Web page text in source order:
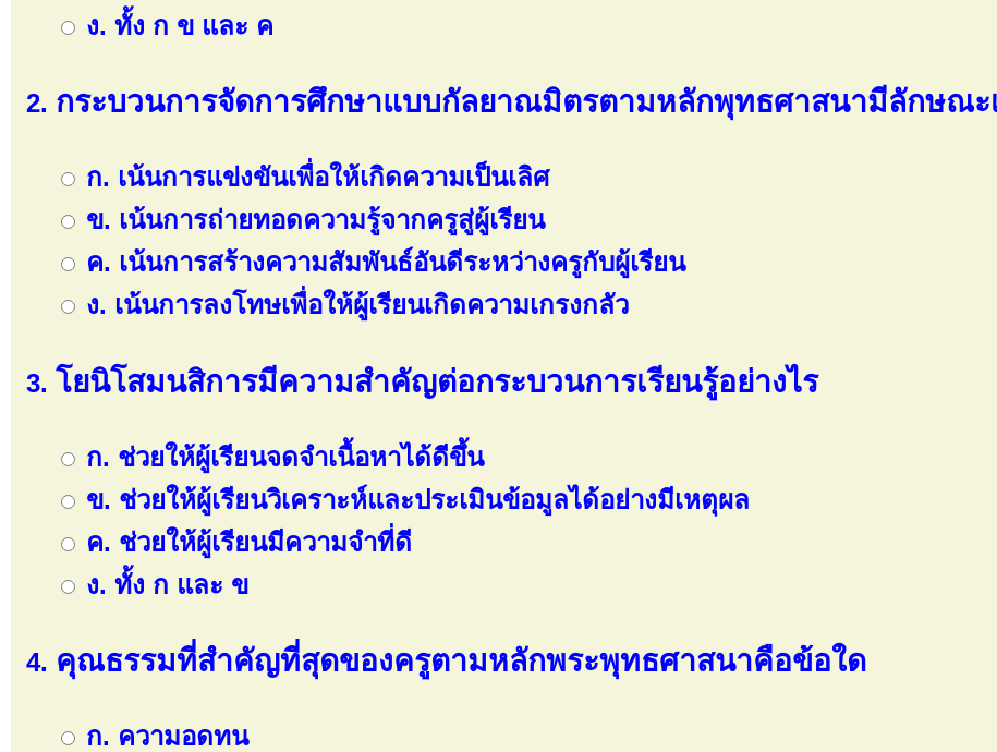
ง. ทั้ง ก ข และ ค
กระบวนการจัดการศึกษาแบบกัลยาณมิตรตามหลักพุทธศาสนามีลักษณะ
ก. เน้นการแข่งขันเพื่อให้เกิดความเป็นเลิศ
ข. เน้นการถ่ายทอดความรู้จากครูสู่ผู้เรียน
ค. เน้นการสร้างความสัมพันธ์อันดีระหว่างครูกับผู้เรียน
ง. เน้นการลงโทษเพื่อให้ผู้เรียนเกิดความเกรงกลัว
โยนิโสมนสิการมีความสำคัญต่อกระบวนการเรียนรู้อย่างไร
ก. ช่วยให้ผู้เรียนจดจำเนื้อหาได้ดีขึ้น
ข. ช่วยให้ผู้เรียนวิเคราะห์และประเมินข้อมูลได้อย่างมีเหตุผล
ค. ช่วยให้ผู้เรียนมีความจำที่ดี
ง. ทั้ง ก และ ข
คุณธรรมที่สำคัญที่สุดของครูตามหลักพระพุทธศาสนาคือข้อใด
ก. ความอดทน